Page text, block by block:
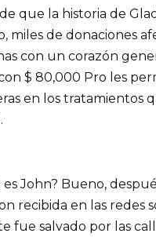
que la historia de
miles de donaciones
con un corazón
$ 80,000 Pro les
en los tratamientos
es John? Bueno,
recibida en las redes
fue salvado por las